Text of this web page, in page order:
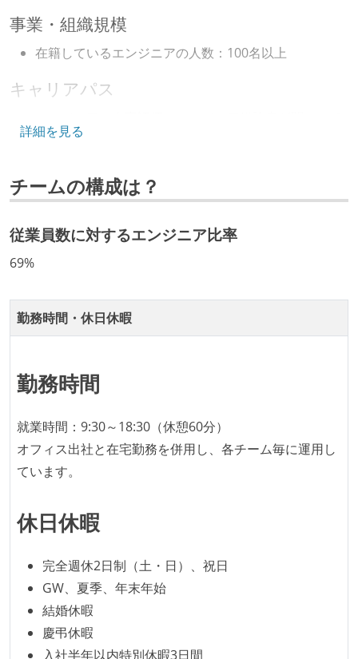
事業・組織規模
在籍しているエンジニアの人数：100名以上
キャリアパス
いる
ついて話す場が設けられている
CTO またはそれに準じる、技術やワークフローの標準
ング部門の人間が経営に参加している
経営トップがエンジニア出身、または現役のエンジニ
社外から登壇を依頼・指名を受けるようなエンジニア
エンジニアが自発的に外部のイベントやカンファレン
スに登壇している
最新技術を追いかけるための社内勉強会が定期開催さ
Slack等で、最新技術の良し悪しをメンバーがよく会話
開発メンバーの裁量
OS やエディタ、IDE といった個人の環境は、各自の責
任で好きなものを使うことができる
企画を決定する場に、実装を担当する開発メンバーが
詳細を見る
チームの構成は？
従業員数に対するエンジニア比率
69%
勤務時間・休日休暇
勤務時間
就業時間：9:30～18:30（休憩60分）
オフィス出社と在宅勤務を併用し、各チーム毎に運用し
ています。
休日休暇
完全週休2日制（土・日）、祝日
GW、夏季、年末年始
結婚休暇
慶弔休暇
入社半年以内特別休暇3日間